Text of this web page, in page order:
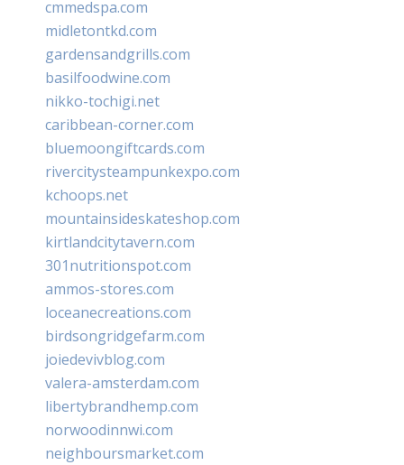
cmmedspa.com
midletontkd.com
gardensandgrills.com
basilfoodwine.com
nikko-tochigi.net
caribbean-corner.com
bluemoongiftcards.com
rivercitysteampunkexpo.com
kchoops.net
mountainsideskateshop.com
kirtlandcitytavern.com
301nutritionspot.com
ammos-stores.com
loceanecreations.com
birdsongridgefarm.com
joiedevivblog.com
valera-amsterdam.com
libertybrandhemp.com
norwoodinnwi.com
neighboursmarket.com